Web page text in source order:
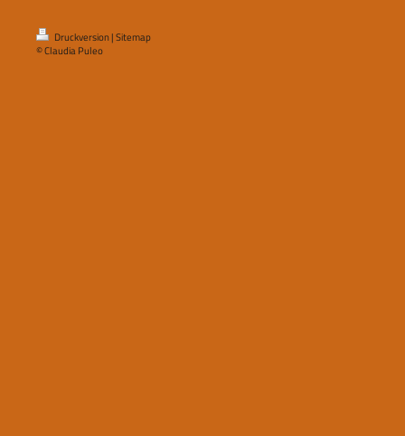
Druckversion|Sitemap
© Claudia Puleo